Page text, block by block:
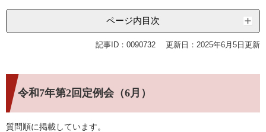
ページ内目次
記事ID：0090732 更新日：2025年6月5日更新
令和7年第2回定例会（6月）
質問順に掲載しています。